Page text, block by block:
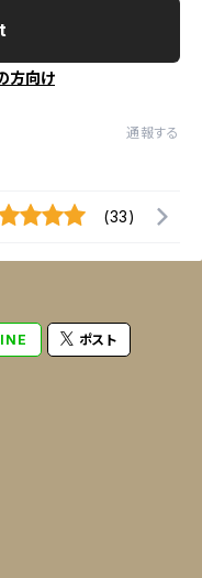
方向け
通報する
(33)
ポスト